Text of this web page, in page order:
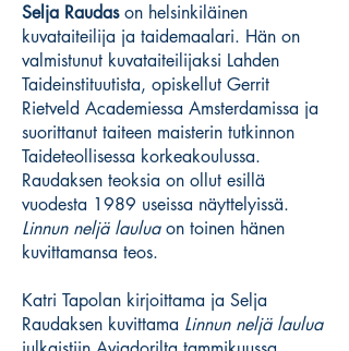
Selja Raudason helsinkiläinen
kuvataiteilija ja taidemaalari. Hän on
valmistunut kuvataiteilijaksi Lahden
Taideinstituutista, opiskellut Gerrit
Rietveld Academiessa Amsterdamissa ja
suorittanut taiteen maisterin tutkinnon
Taideteollisessa korkeakoulussa.
Raudaksen teoksia on ollut esillä
vuodesta 1989 useissa näyttelyissä.
Linnun neljä lauluaon toinen hänen
kuvittamansa teos.
Katri Tapolan kirjoittama ja Selja
Raudaksen kuvittama Linnun neljä laulua